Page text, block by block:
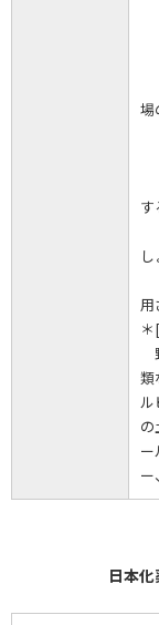
場
す
用
類
ル
の
ー
ー
日本